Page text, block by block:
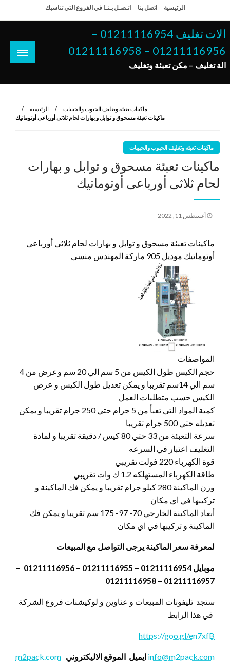
إلى
المحتوى
الرئيسية اتصل بنا اتـصـل بـنـا في الفروع التي تناسبك
الات تغليف 01211116954 –
01211116956 – 01211116958
الة تغليف – مكن تعبئة وتغليف
الرئيسية
ماكينات تعبئه وتغليف الحبوب والحبيبات
ماكينات تعبئة مسحوق و توابل و بهارات لحام ثلاثى أورباعى أوتوماتيك
ماكينات تعبئه وتغليف الحبوب والحبيبات
ماكينات تعبئة مسحوق و توابل و بهارات
لحام ثلاثى أورباعى أوتوماتيك
نُشر
أغسطس 11, 2022
ماكينات تعبئة مسحوق و توابل و بهارات لحام ثلاثى أورباعى
أوتوماتيك موديل 905 ماركة المهندس منسى
المواصفات
حجم الكيس طول الكيس من 5 سم الي 20 سم وعرض من 4
سم الي 14سم تقريبا و يمكن تعديل طول الكيس و عرض
الكيس حسب متطلبات العمل
كمية المواد التي تعبأ من 5 جرام حتي 250 جرام تقريبا و يمكن
تعديله حتي 500 جرام تقريبا
سرعة التعبئة من 33 حتي 80 كيس / دقيقة تقريبا و لمادة
التغليف اعتبار في السرعه
قوة الكهرباء 220 فولت تقريبي
طاقة الكهرباء المستهلكه 1.2 ك وات تقريبي
وزن الماكينة 280 كيلو جرام تقريبا و يمكن فك الماكينة و
تركيبها في اي مكان
أبعاد الماكينة الخارجي 70- 97- 175 سم تقريبا و يمكن فك
الماكينة و تركيبها في اي مكان
لمعرفة سعر الماكينة يرجى التواصل مع المبيعات
موبايل 01211116954 – 01211116955 – 01211116956 –
01211116957 – 01211116958
ستجد تليفونات المبيعات و عناوين و لوكيشنات فروع الشركة
في هذا الرابط
https://goo.gl/en7xfB
info@m2pack.com ايميل الموقع الاليكتروني m2pack.com